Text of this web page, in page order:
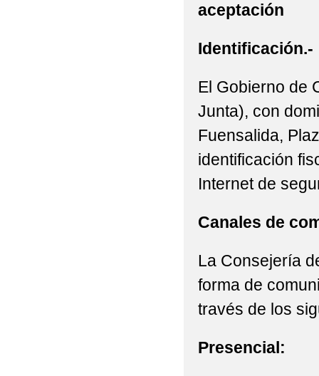
aceptación
Identificación.-
El Gobierno de
Junta), con
Fuensalida,
identificación
Internet de
Canales de
La Consejería
forma de
través de los
Presencial: